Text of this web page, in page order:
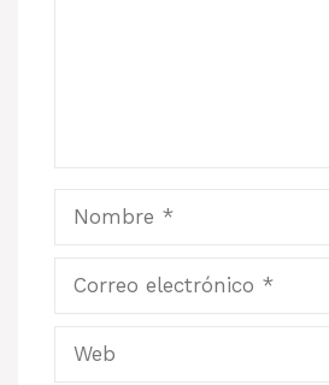
electrónico